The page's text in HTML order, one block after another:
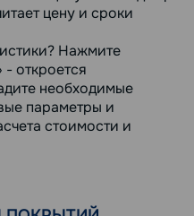
цену и сроки
Нажмите
- откроется
необходимые
параметры и
стоимости и